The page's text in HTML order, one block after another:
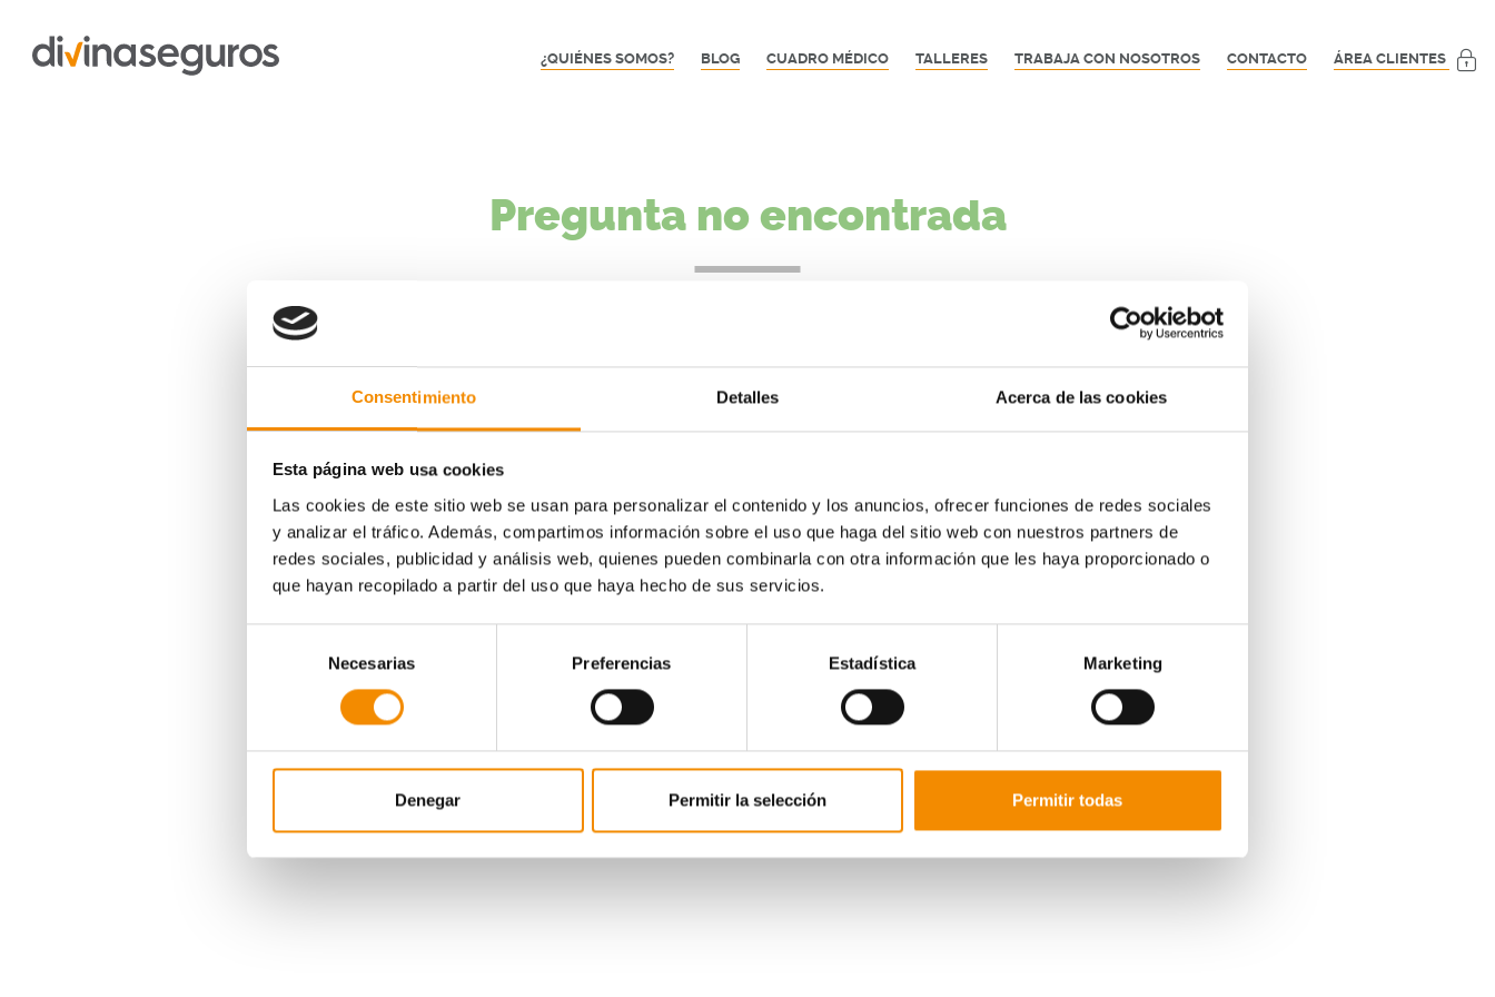
Consentimiento Detalles Acerca de las cookies
Esta página web usa cookies
Las cookies de este sitio web se usan para personalizar el contenido y los anuncios, ofrecer funciones de redes sociales
y analizar el tráfico. Además, compartimos información sobre el uso que haga del sitio web con nuestros partners de
redes sociales, publicidad y análisis web, quienes pueden combinarla con otra información que les haya proporcionado o
que hayan recopilado a partir del uso que haya hecho de sus servicios.
consentimiento
Necesarias Preferencias Estadística Marketing
Denegar Permitir la selección Permitir todas
¿QUIÉNES SOMOS? BLOG CUADRO MÉDICO TALLERES TRABAJA CON NOSOTROS CONTACTO ÁREA CLIENTES
Pregunta no encontrada
VER TODAS LAS PREGUNTAS FRECUENTES